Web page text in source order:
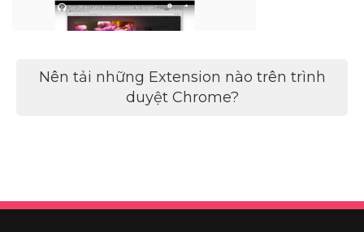
Điều
Nên tải những Extension nào trên trình
duyệt Chrome?